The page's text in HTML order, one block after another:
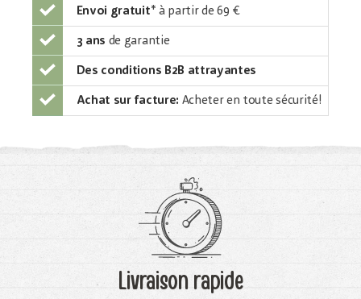
Envoi gratuit* à partir de 69 €
3 ans de garantie
Des conditions B2B attrayantes
Achat sur facture: Acheter en toute sécurité!
Livraison rapide